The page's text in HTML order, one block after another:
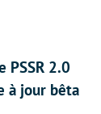
PSSR 2.0
à jour bêta